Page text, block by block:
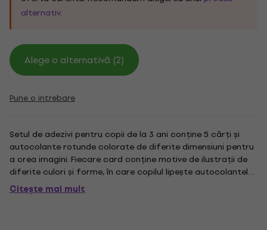
alternativ.
Alege o alternativă (2)
Pune o intrebare
Setul de adezivi pentru copii de la 3 ani conține 5 cărți și
autocolante rotunde colorate de diferite dimensiuni pentru
a crea imagini. Fiecare card conține motive de ilustrații de
diferite culori și forme, în care copilul lipește autocolantele
atașate pentru a completa imaginile colorate de primăvară.
Citește mai mult